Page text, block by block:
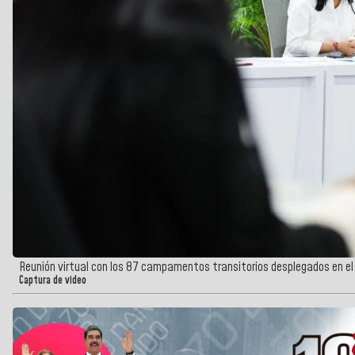
Reunión virtual con los 87 campamentos transitorios desplegados en
Captura de video